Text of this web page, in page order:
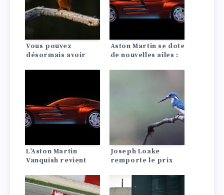
Vous pouvez
désormais avoir
amortisseur
électrique.
Aston Martin se dote
de nouvelles ailes :
célèbre logo ailé.
L’Aston Martin
Vanquish revient
moteur V-12, une
nouvelle
Joseph Loake
remporte le prix
AUTOSPORT BRDC
du jeune pilote de